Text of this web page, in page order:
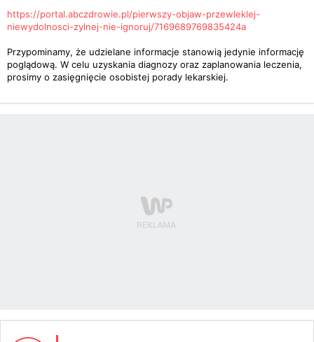
https://portal.abczdrowie.pl/pierwszy-objaw-przewleklej-
niewydolnosci-zylnej-nie-ignoruj/7169689769835424a
Przypominamy, że udzielane informacje stanowią jedynie informację
poglądową. W celu uzyskania diagnozy oraz zaplanowania leczenia,
prosimy o zasięgnięcie osobistej porady lekarskiej.